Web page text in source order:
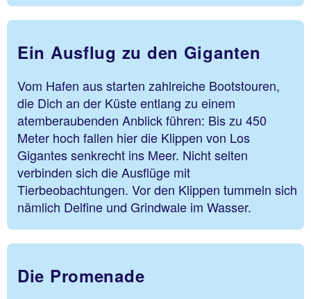
Ein Ausflug zu den Giganten
Vom Hafen aus starten zahlreiche Bootstouren,
die Dich an der Küste entlang zu einem
atemberaubenden Anblick führen: Bis zu 450
Meter hoch fallen hier die Klippen von Los
Gigantes senkrecht ins Meer. Nicht selten
verbinden sich die Ausflüge mit
Tierbeobachtungen. Vor den Klippen tummeln sich
nämlich Delfine und Grindwale im Wasser.
Die Promenade